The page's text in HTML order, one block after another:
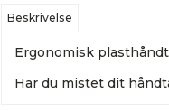
Beskrivelse
Ergonomisk
Har du mistet dit